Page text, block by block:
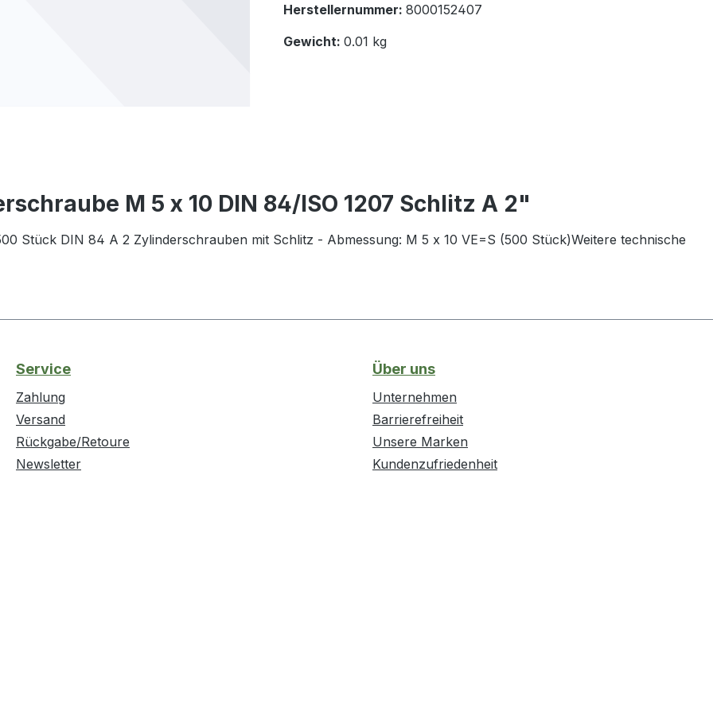
Herstellernummer: 8000152407
Gewicht: 0.01 kg
M 5 x 10 DIN 84/ISO 1207 Schlitz A 2"
Stück DIN 84 A 2 Zylinderschrauben mit Schlitz - Abmessung: M 5 x 10 VE=S (500 Stück)Weitere technische
Service
Zahlung
Versand
Rückgabe/Retoure
Newsletter
Über uns
Unternehmen
Barrierefreiheit
Unsere Marken
Kundenzufriedenheit